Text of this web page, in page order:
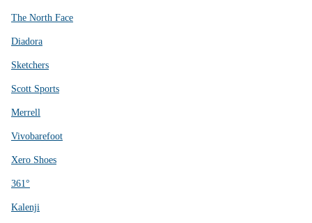
The North Face
Diadora
Sketchers
Scott Sports
Merrell
Vivobarefoot
Xero Shoes
361°
Kalenji